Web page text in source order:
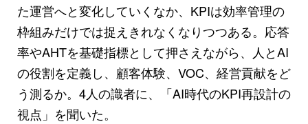
た運営へと変化していくなか、KPIは効率管理の
枠組みだけでは捉えきれなくなりつつある。応答
率やAHTを基礎指標として押さえながら、人とAI
の役割を定義し、顧客体験、VOC、経営貢献をど
う測るか。4人の識者に、「AI時代のKPI再設計の
視点」を聞いた。